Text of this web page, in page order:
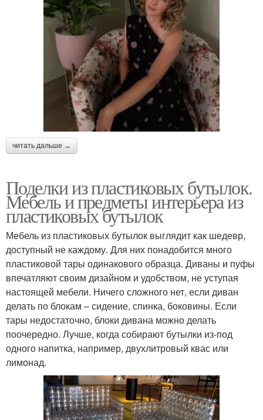
читать дальше →
Поделки из пластиковых бутылок.
Мебель и предметы интерьера из
пластиковых бутылок
Мебель из пластиковых бутылок выглядит как шедевр,
доступный не каждому. Для них понадобится много
пластиковой тары одинакового образца. Диваны и пуфы
впечатляют своим дизайном и удобством, не уступая
настоящей мебели. Ничего сложного нет, если диван
делать по блокам – сидение, спинка, боковины. Если
тары недостаточно, блоки дивана можно делать
поочередно. Лучше, когда собирают бутылки из-под
одного напитка, например, двухлитровый квас или
лимонад.